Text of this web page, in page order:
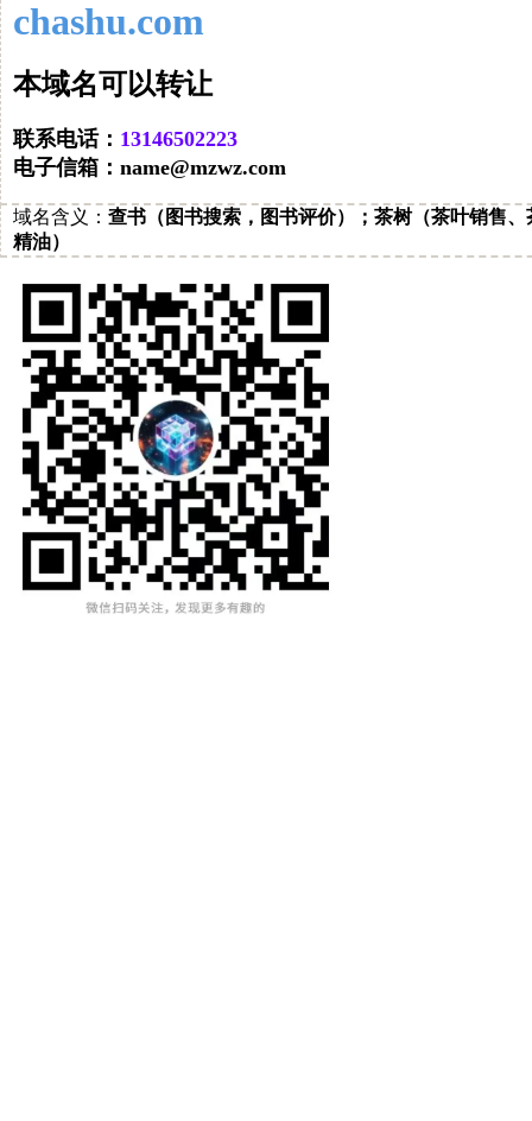
chashu.com
让转以可名域本
联系电话： 32220564131
电子信箱： moc.zwzm@eman
域名含义： 查书（图书搜索，图书评价）；茶树（茶叶销售、
精油）